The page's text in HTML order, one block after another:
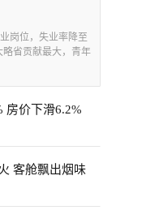
岗位，失业率降至
略省贡献最大，青年
房价下滑6.2%
车。大温地产经纪
客舱飘出烟味